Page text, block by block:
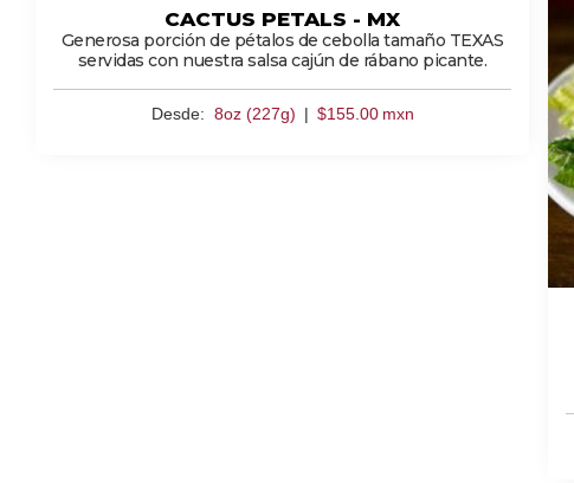
CACTUS PETALS - MX
Generosa porción de pétalos de cebolla tamaño TEXAS
servidas con nuestra salsa cajún de rábano picante.
Desde: 8oz (227g) | $155.00 mxn